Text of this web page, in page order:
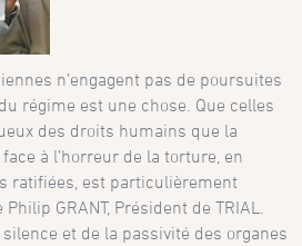
n’engagent pas de poursuites
régime est une chose. Que celles
des droits humains que la
à l’horreur de la torture, en
ratifiées, est particulièrement
GRANT, Président de TRIAL.
et de la passivité des organes